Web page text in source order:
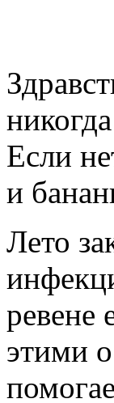
Если
и
Лето
ревене
этими